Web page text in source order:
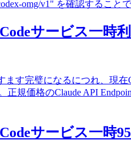
omg/v1" を確認するこ
サービス一時
す完璧になるにつれ、現
正規価格のClaude API
サービス一時